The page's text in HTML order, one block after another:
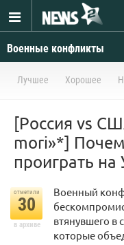
Военные конфликты
Лучшее Хорошее
[Россия vs
mori»*]
проиграть на
отметили
30
в архиве
Военный
втянувшего в
которые